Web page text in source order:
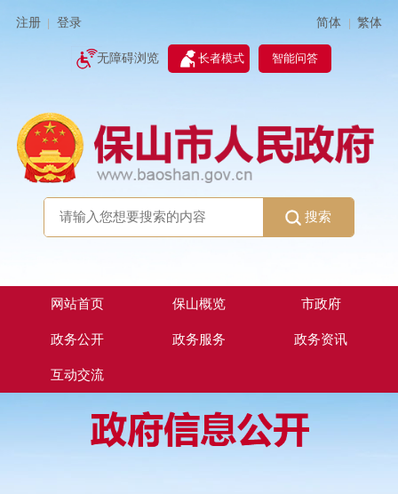
注册 登录 简体 | 繁体
无障碍浏览 长者模式 智能问答
搜索
网站首页 保山概览 市政府
政务公开 政务服务 政务资讯
互动交流